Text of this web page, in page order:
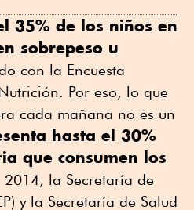
35% de los niños en
sobrepeso u
con la Encuesta
Por eso, lo que
cada mañana no es un
hasta el 30%
que consumen los
2014, la Secretaría de
y la Secretaría de Salud